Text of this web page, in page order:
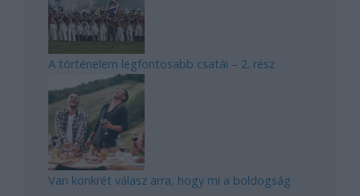
A történelem legfontosabb csatái – 2. rész
Van konkrét válasz arra, hogy mi a boldogság